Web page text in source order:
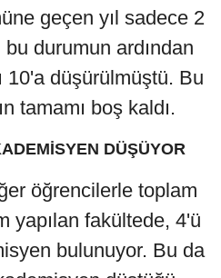
geçen yıl sadece 2
durumun ardından
10'a düşürülmüştü. Bu
tamamı boş kaldı.
DÜŞÜYOR
öğrencilerle toplam
yapılan fakültede, 4'ü
bulunuyor. Bu da